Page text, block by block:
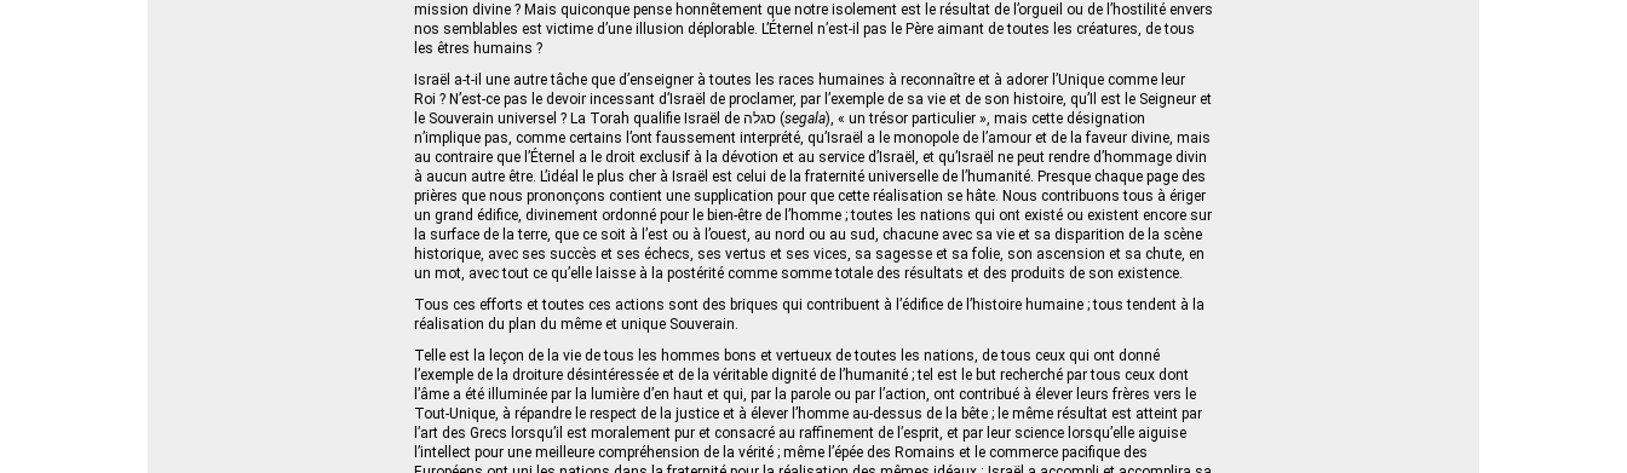
mission divine ? Mais quiconque pense honnêtement que notre isolement est le résultat de l’orgueil ou de l’hostilité envers
nos semblables est victime d’une illusion déplorable. L’Éternel n’est-il pas le Père aimant de toutes les créatures, de tous
les êtres humains ?
Israël a-t-il une autre tâche que d’enseigner à toutes les races humaines à reconnaître et à adorer l’Unique comme leur
Roi ? N’est‑ce pas le devoir incessant d’Israël de proclamer, par l’exemple de sa vie et de son histoire, qu’Il est le Seigneur et
le Souverain universel ? La Torah qualifie Israël de סגלה (segala), « un trésor particulier », mais cette désignation
n’implique pas, comme certains l’ont faussement interprété, qu’Israël a le monopole de l’amour et de la faveur divine, mais
au contraire que l’Éternel a le droit exclusif à la dévotion et au service d’Israël, et qu’Israël ne peut rendre d’hommage divin
à aucun autre être. L’idéal le plus cher à Israël est celui de la fraternité universelle de l’humanité. Presque chaque page des
prières que nous prononçons contient une supplication pour que cette réalisation se hâte. Nous contribuons tous à ériger
un grand édifice, divinement ordonné pour le bien-être de l’homme ; toutes les nations qui ont existé ou existent encore sur
la surface de la terre, que ce soit à l’est ou à l’ouest, au nord ou au sud, chacune avec sa vie et sa disparition de la scène
historique, avec ses succès et ses échecs, ses vertus et ses vices, sa sagesse et sa folie, son ascension et sa chute, en
un mot, avec tout ce qu’elle laisse à la postérité comme somme totale des résultats et des produits de son existence.
Tous ces efforts et toutes ces actions sont des briques qui contribuent à l’édifice de l’histoire humaine ; tous tendent à la
réalisation du plan du même et unique Souverain.
Telle est la leçon de la vie de tous les hommes bons et vertueux de toutes les nations, de tous ceux qui ont donné
l’exemple de la droiture désintéressée et de la véritable dignité de l’humanité ; tel est le but recherché par tous ceux dont
l’âme a été illuminée par la lumière d’en haut et qui, par la parole ou par l’action, ont contribué à élever leurs frères vers le
Tout-Unique, à répandre le respect de la justice et à élever l’homme au-dessus de la bête ; le même résultat est atteint par
l’art des Grecs lorsqu’il est moralement pur et consacré au raffinement de l’esprit, et par leur science lorsqu’elle aiguise
l’intellect pour une meilleure compréhension de la vérité ; même l’épée des Romains et le commerce pacifique des